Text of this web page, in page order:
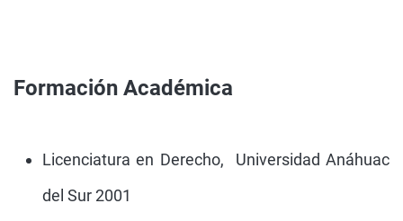
Formación Académica
Licenciatura en Derecho, Universidad Anáhuac
del Sur 2001